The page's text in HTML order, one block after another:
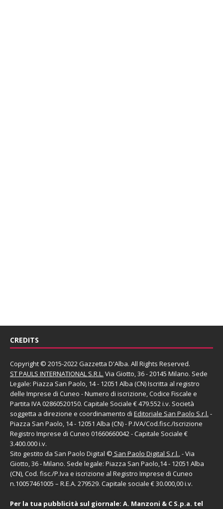
CREDITS
Copyright © 2015-2022 Gazzetta D'Alba. All Rights Reserved.
ST PAULS INTERNATIONAL S.R.L. Via Giotto, 36 - 20145 Milano. Sede
Legale: Piazza San Paolo, 14 - 12051 Alba (CN) Iscritta al registro
delle Imprese di Cuneo - Numero di iscrizione, Codice Fiscale e
Partita IVA 02860520150. Capitale Sociale € 479.552 i.v. Società
soggetta a direzione e coordinamento di Editoriale San Paolo S.r.l. -
Piazza San Paolo, 14 - 12051 Alba (CN) - P.IVA/Cod.fisc./Iscrizione
Registro Imprese di Cuneo 01660660042 - Capitale Sociale €
3.400.000 i.v.
Sito gestito da San Paolo Digital © San Paolo Digital S.r.l., - Via
Giotto, 36 - Milano. Sede legale: Piazza San Paolo,14 - 12051 Alba
(CN), Cod. fisc./P.Iva e iscrizione al Registro Imprese di Cuneo
n.10057461005 – R.E.A. 279529. Capitale sociale € 30.000,00 i.v.
Per la tua pubblicità sul giornale: A. Manzoni & C S.p.a. tel